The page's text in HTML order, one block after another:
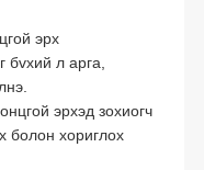
эрх
л арга,
эрхэд зохиогч
болон хориглох